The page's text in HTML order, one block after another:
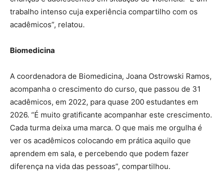
trabalho intenso cuja experiência compartilho com os
acadêmicos”, relatou.
Biomedicina
A coordenadora de Biomedicina, Joana Ostrowski Ramos,
acompanha o crescimento do curso, que passou de 31
acadêmicos, em 2022, para quase 200 estudantes em
2026. “É muito gratificante acompanhar este crescimento.
Cada turma deixa uma marca. O que mais me orgulha é
ver os acadêmicos colocando em prática aquilo que
aprendem em sala, e percebendo que podem fazer
diferença na vida das pessoas”, compartilhou.